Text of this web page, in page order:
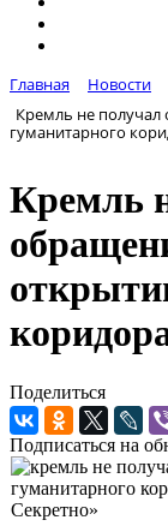
Главная
Новости
Кремль не
гуманитарного
Кремль
Поделиться
Подписаться на